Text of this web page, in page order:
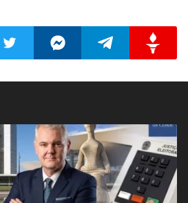
no
no
Messenger
no
Telegram
no
Gettr